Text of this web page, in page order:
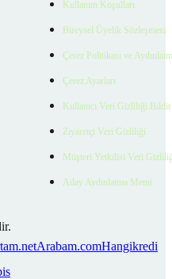
Kullanım Koşulları
Bireysel Üyelik Sözleşmesi
Çerez Politikası ve
Çerez Ayarları
Kullanıcı Veri Gizliliği
Ziyaretçi Veri Gizliliği
Müşteri Yetkilisi Veri
Aday Aydınlatma Metni
Arabam.comHangikredi